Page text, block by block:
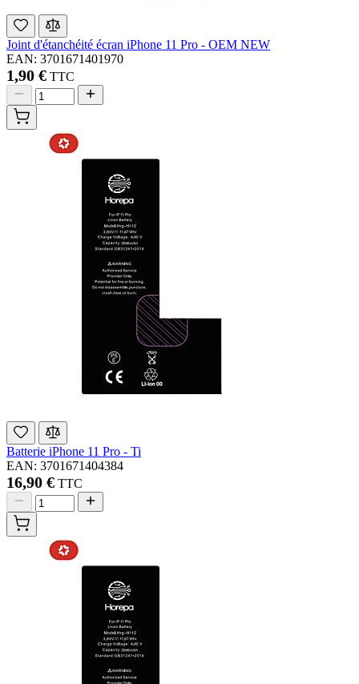
Joint d'étanchéité écran iPhone 11 Pro - OEM NEW
EAN: 3701671401970
1,90 € TTC
Batterie iPhone 11 Pro - Ti
EAN: 3701671404384
16,90 € TTC